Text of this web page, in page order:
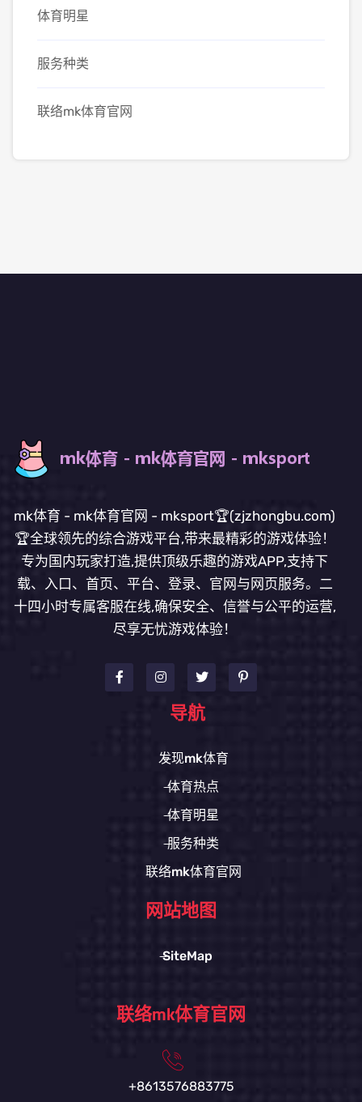
体育明星
服务种类
联络mk体育官网
mk体育 - mk体育官网 - mksport🏆(zjzhongbu.com)
🏆全球领先的综合游戏平台,带来最精彩的游戏体验！
专为国内玩家打造,提供顶级乐趣的游戏APP,支持下
载、入口、首页、平台、登录、官网与网页服务。二
十四小时专属客服在线,确保安全、信誉与公平的运营,
尽享无忧游戏体验！
导航
发现mk体育
体育热点
体育明星
服务种类
联络mk体育官网
网站地图
SiteMap
联络mk体育官网
+8613576883775